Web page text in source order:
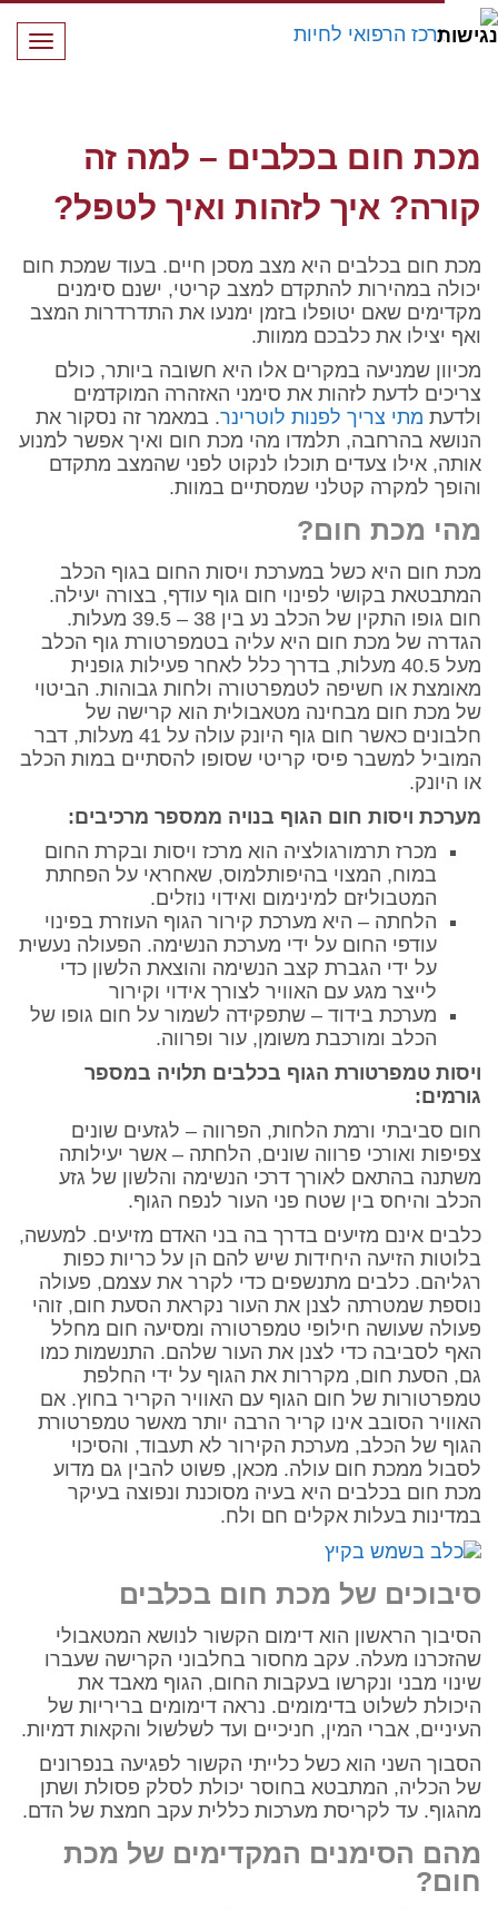
מכת חום בכלבים – למה זה
קורה? איך לזהות ואיך לטפל?
מכת חום בכלבים היא מצב מסכן חיים. בעוד שמכת חום
יכולה במהירות להתקדם למצב קריטי, ישנם סימנים
מקדימים שאם יטופלו בזמן ימנעו את התדרדרות המצב
ואף יצילו את כלבכם ממוות.
מכיוון שמניעה במקרים אלו היא חשובה ביותר, כולם
צריכים לדעת לזהות את סימני האזהרה המוקדמים
ולדעת מתי צריך לפנות לוטרינר. במאמר זה נסקור את
הנושא בהרחבה, תלמדו מהי מכת חום ואיך אפשר למנוע
אותה, אילו צעדים תוכלו לנקוט לפני שהמצב מתקדם
והופך למקרה קטלני שמסתיים במוות.
מהי מכת חום?
מכת חום היא כשל במערכת ויסות החום בגוף הכלב
המתבטאת בקושי לפינוי חום גוף עודף, בצורה יעילה.
חום גופו התקין של הכלב נע בין 38 – 39.5 מעלות.
הגדרה של מכת חום היא עליה בטמפרטורת גוף הכלב
מעל 40.5 מעלות, בדרך כלל לאחר פעילות גופנית
מאומצת או חשיפה לטמפרטורה ולחות גבוהות. הביטוי
של מכת חום מבחינה מטאבולית הוא קרישה של
חלבונים כאשר חום גוף היונק עולה על 41 מעלות, דבר
המוביל למשבר פיסי קריטי שסופו להסתיים במות הכלב
או היונק.
מערכת ויסות חום הגוף בנויה ממספר מרכיבים:
מכרז תרמורגולציה הוא מרכז ויסות ובקרת החום
במוח, המצוי בהיפותלמוס, שאחראי על הפחתת
המטבוליזם למינימום ואידוי נוזלים.
הלחתה – היא מערכת קירור הגוף העוזרת בפינוי
עודפי החום על ידי מערכת הנשימה. הפעולה נעשית
על ידי הגברת קצב הנשימה והוצאת הלשון כדי
לייצר מגע עם האוויר לצורך אידוי וקירור
מערכת בידוד – שתפקידה לשמור על חום גופו של
הכלב ומורכבת משומן, עור ופרווה.
ויסות טמפרטורת הגוף בכלבים תלויה במספר
גורמים:
חום סביבתי ורמת הלחות, הפרווה – לגזעים שונים
צפיפות ואורכי פרווה שונים, הלחתה – אשר יעילותה
משתנה בהתאם לאורך דרכי הנשימה והלשון של גזע
הכלב והיחס בין שטח פני העור לנפח הגוף.
כלבים אינם מזיעים בדרך בה בני האדם מזיעים. למעשה,
בלוטות הזיעה היחידות שיש להם הן על כריות כפות
רגליהם. כלבים מתנשפים כדי לקרר את עצמם, פעולה
נוספת שמטרתה לצנן את העור נקראת הסעת חום, זוהי
פעולה שעושה חילופי טמפרטורה ומסיעה חום מחלל
האף לסביבה כדי לצנן את העור שלהם. התנשמות כמו
גם, הסעת חום, מקררות את הגוף על ידי החלפת
טמפרטורות של חום הגוף עם האוויר הקריר בחוץ. אם
האוויר הסובב אינו קריר הרבה יותר מאשר טמפרטורת
הגוף של הכלב, מערכת הקירור לא תעבוד, והסיכוי
לסבול ממכת חום עולה. מכאן, פשוט להבין גם מדוע
מכת חום בכלבים היא בעיה מסוכנת ונפוצה בעיקר
במדינות בעלות אקלים חם ולח.
סיבוכים של מכת חום בכלבים
הסיבוך הראשון הוא דימום הקשור לנושא המטאבולי
שהזכרנו מעלה. עקב מחסור בחלבוני הקרישה שעברו
שינוי מבני ונקרשו בעקבות החום, הגוף מאבד את
היכולת לשלוט בדימומים. נראה דימומים בריריות של
העיניים, אברי המין, חניכיים ועד לשלשול והקאות דמיות.
הסבוך השני הוא כשל כלייתי הקשור לפגיעה בנפרונים
של הכליה, המתבטא בחוסר יכולת לסלק פסולת ושתן
מהגוף. עד לקריסת מערכות כללית עקב חמצת של הדם.
מהם הסימנים המקדימים של מכת
חום?